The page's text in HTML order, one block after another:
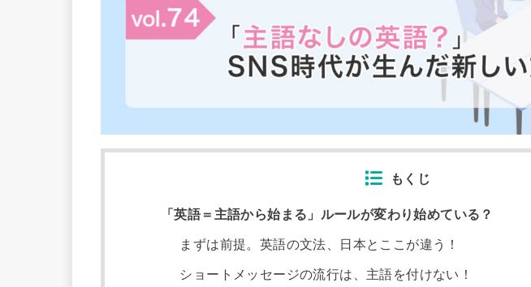
もくじ
「英語＝主語から始まる」ルールが変わり始めている？
まずは前提。英語の文法、日本とここが違う！
ショートメッセージの流行は、主語を付けない！